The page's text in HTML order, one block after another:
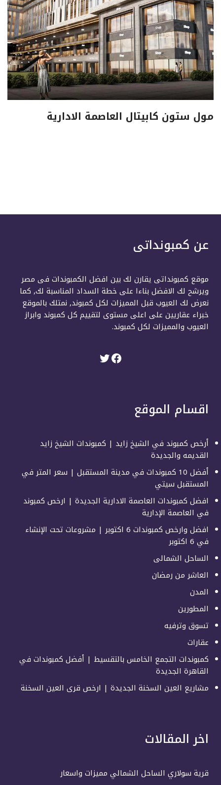
مول ستون كابيتال العاصمة الادارية
عن كمبونداتى
موقع كمبونداتى يقارن لك بين افضل الكمبوندات فى مصر
ويرشح لك الافضل بناءا على خطة السداد المناسبة لك, كما
نعرض لك العيوب قبل المميزات لكل كمبوند, نمتلك بالموقع
خبراء عقاريين على اعلى مستوى لتقييم كل كمبوند وابراز
العيوب والمميزات لكل كمبوند.
اقسام الموقع
أرخص كمبوند في الشيخ زايد | كمبوندات الشيخ زايد
القديمه والجديدة
أفضل 10 كمبوندات في مدينة المستقبل | سعر المتر في
المستقبل سيتي
افضل كمبوندات العاصمة الادارية الجديدة | ارخص كمبوند
في العاصمة الإدارية
افضل وارخص كمبوندات 6 اكتوبر | مشروعات تحت الإنشاء
في 6 اكتوبر
الساحل الشمالى
العاشر من رمضان
المدن
المطورين
تسوق وترفيه
عقارات
كمبوندات التجمع الخامس بالتقسيط | أفضل كمبوندات في
القاهرة الجديدة
مشاريع العين السخنة الجديدة | ارخص قرى العين السخنة
اخر المقالات
قرية سولاري الساحل الشمالي مميزات واسعار